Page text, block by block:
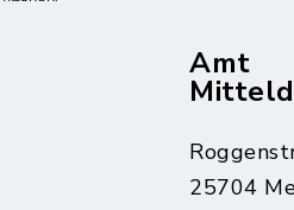
Amt
25704